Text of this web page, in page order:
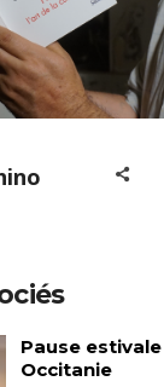
Pause
Occitanie